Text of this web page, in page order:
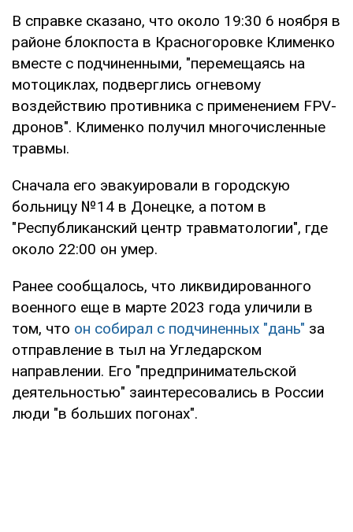
В справке сказано, что около 19:30 6 ноября в
районе блокпоста в Красногоровке Клименко
вместе с подчиненными, "перемещаясь на
мотоциклах, подверглись огневому
воздействию противника с применением FPV-
дронов". Клименко получил многочисленные
травмы.
Сначала его эвакуировали в городскую
больницу №14 в Донецке, а потом в
"Республиканский центр травматологии", где
около 22:00 он умер.
Ранее сообщалось, что ликвидированного
военного еще в марте 2023 года уличили в
том, что он собирал с подчиненных "дань" за
отправление в тыл на Угледарском
направлении. Его "предпринимательской
деятельностью" заинтересовались в России
люди "в больших погонах".